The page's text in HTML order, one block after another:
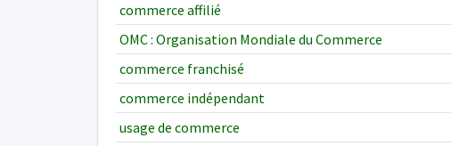
commerce affilié
OMC : Organisation Mondiale du Commerce
commerce franchisé
commerce indépendant
usage de commerce